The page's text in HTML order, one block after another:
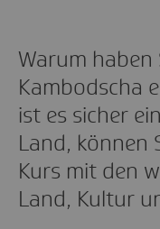
Warum haben
Kambodscha
ist es sicher
Land, können
Kurs mit den
Land, Kultur